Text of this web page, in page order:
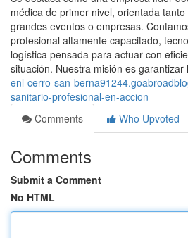
médica de primer nivel, orientada
grandes eventos o empresas.
profesional altamente capacitado,
logística pensada para actuar con
situación. Nuestra misión es garantizar
enl-cerro-san-
sanitario-profesional-en-accion
Comments
Who Upvoted
Comments
Submit a Comment
No HTML